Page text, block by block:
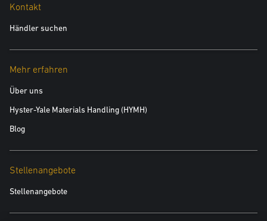
Kontakt
Händler suchen
Mehr erfahren
Über uns
Hyster-Yale Materials Handling (HYMH)
Blog
Stellenangebote
Stellenangebote